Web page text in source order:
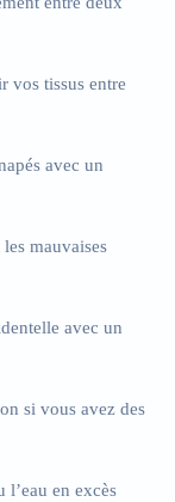
vos tissus entre
avec un
mauvaises
avec un
si vous avez des
l’eau en excès